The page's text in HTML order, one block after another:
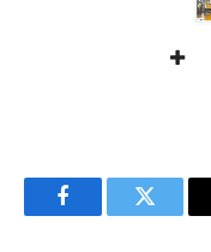
FacebookTwitter